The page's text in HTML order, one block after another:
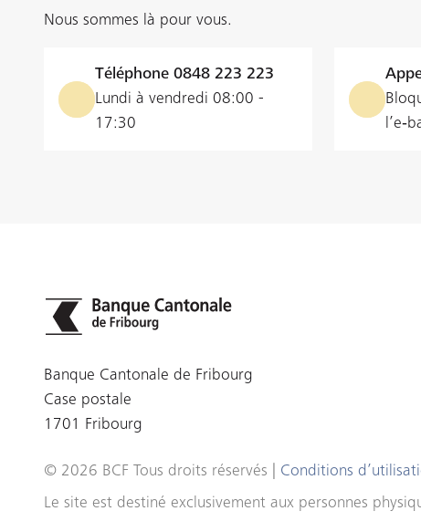
Nous sommes là pour vous.
Téléphone 0848 223 223
Lundi à vendredi 08:00 -
17:30
Banque Cantonale de Fribourg
Case postale
1701 Fribourg
© 2026 BCF Tous droits réservés | Conditions
Le site est destiné exclusivement aux personnes